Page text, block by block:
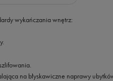
wykańczania wnętrz:
na błyskawiczne naprawy